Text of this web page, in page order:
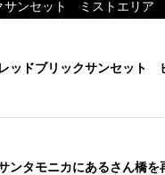
サンセット ミストエリア
レッドブリックサンセット
ンタモニカにあるさん橋を